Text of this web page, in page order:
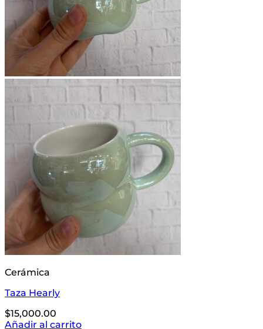
Cerámica
Taza Hearly
$15,000.00
Añadir al carrito